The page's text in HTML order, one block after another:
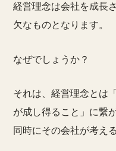
経営理念は会社を成長
欠なものとなります。
なぜでしょうか？
それは、経営理念とは
が成し得ること」に繋
同時にその会社が考え